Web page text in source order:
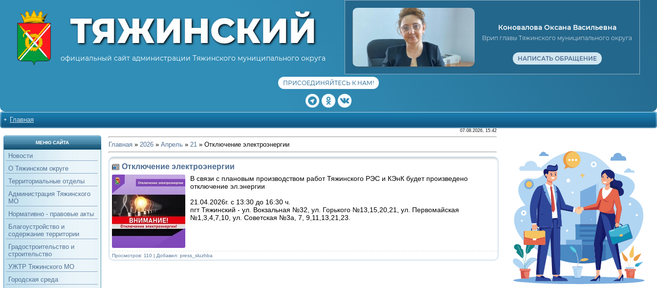
ТЯЖИНСКИЙ
официальный сайт администрации Тяжинского муниципального округа
Коновалова Оксана Васильевна
Врип главы Тяжинского муниципального округа
НАПИСАТЬ ОБРАЩЕНИЕ
ПРИСОЕДИНЯЙТЕСЬ К НАМ!
Главная
МЕНЮ САЙТА
Новости
О Тяжинском округе
Территориальные отделы
Администрация Тяжинского
МО
Нормативно - правовые акты
Благоустройство и
содержание территории
Градостроительство и
строительство
УЖТР Тяжинского МО
Городская среда
07.08.2026, 15:42
Главная» 2026 » Апрель » 21» Отключение электроэнергии
Отключение электроэнергии
В связи с плановым производством работ Тяжинского РЭС и КЭнК будет произведено
отключение эл.энергии
21.04.2026г. с 13:30 до 16:30 ч.
пгт Тяжинский - ул. Вокзальная №32, ул. Горького №13,15,20,21, ул. Первомайская
№1,3,4,7,10, ул. Советская №3а, 7, 9,11,13,21,23.
Просмотров: 110 | Добавил: press_sluzhba